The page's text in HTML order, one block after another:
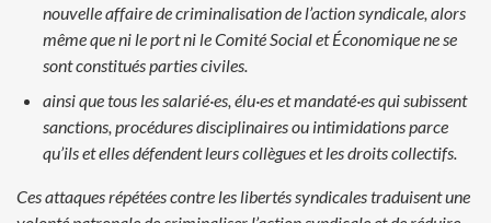
nouvelle affairede criminalisation de l’action syndicale, alors
même que ni le portni le Comité Social et Économique ne se
sont constitués partiesciviles.
ainsi que tous les salarié·es, élu·es et mandaté·es qui subissent
sanctions, procédures disciplinaires ou intimidations parce
qu’ilset elles défendent leurs collègues et les droits collectifs.
Ces attaques répétées contre les libertés syndicales traduisent une